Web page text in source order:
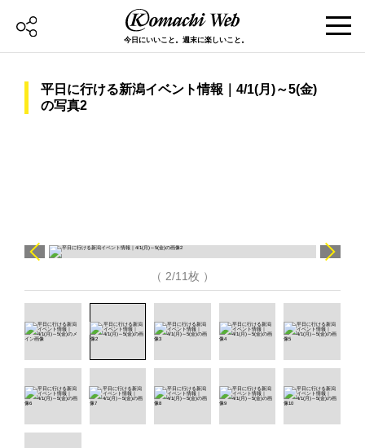
今日にいいこと。週末に楽しいこと。
平日に行ける新潟イベント情報｜4/1(月)～5(金)
の写真2
（ 2/11枚 ）